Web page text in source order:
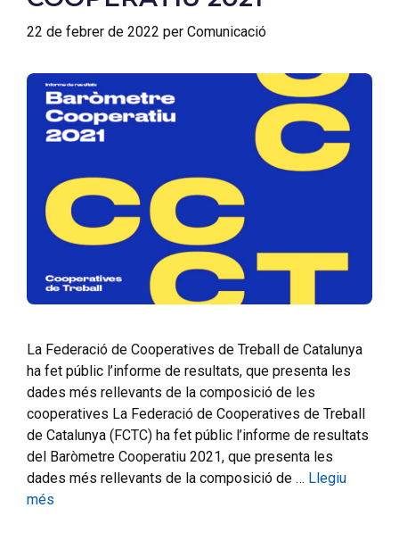
22 de febrer de 2022 per Comunicació
La Federació de Cooperatives de Treball de Catalunya
ha fet públic l’informe de resultats, que presenta les
dades més rellevants de la composició de les
cooperatives La Federació de Cooperatives de Treball
de Catalunya (FCTC) ha fet públic l’informe de resultats
del Baròmetre Cooperatiu 2021, que presenta les
dades més rellevants de la composició de … Llegiu
més